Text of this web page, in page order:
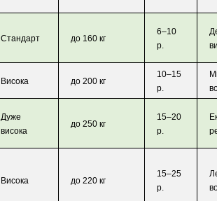
Стандарт до 160 кг
6–10
р.
Висока до 200 кг
10–15
р.
Дуже
висока
до 250 кг
15–20
р.
Висока до 220 кг
15–25
р.